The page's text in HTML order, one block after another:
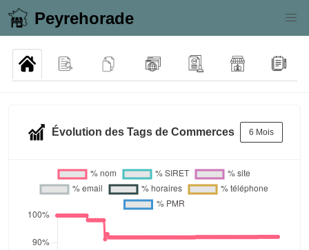
Peyrehorade
Évolution des Tags de Commerces 6 Mois